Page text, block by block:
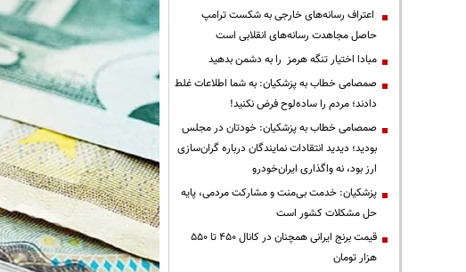
اعتراف رسانه‌های خارجی به شکست ترامپ
حاصل مجاهدت رسانه‌های انقلابی است
مبادا اختیار تنگه هرمز را به دشمن بدهید
صمصامی خطاب به پزشکیان: به شما اطلاعات غلط
دادند؛ مردم را ساده‌لوح فرض نکنید!
صمصامی خطاب به پزشکیان: خودتان در مجلس
بودید؛ دیدید انتقادات نمایندگان درباره گران‌سازی
ارز بود، نه واگذاری ایران‌خودرو
پزشکیان: خدمت بی‌منت و مشارکت مردمی، پایه
حل مشکلات کشور است
قیمت‌ برنج ایرانی همچنان در کانال ۴۵۰ تا ۵۵۰
هزار تومان